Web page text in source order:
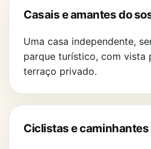
Casais e amantes do
Uma casa independente,
parque turístico, com vista
terraço privado.
Ciclistas e caminhantes